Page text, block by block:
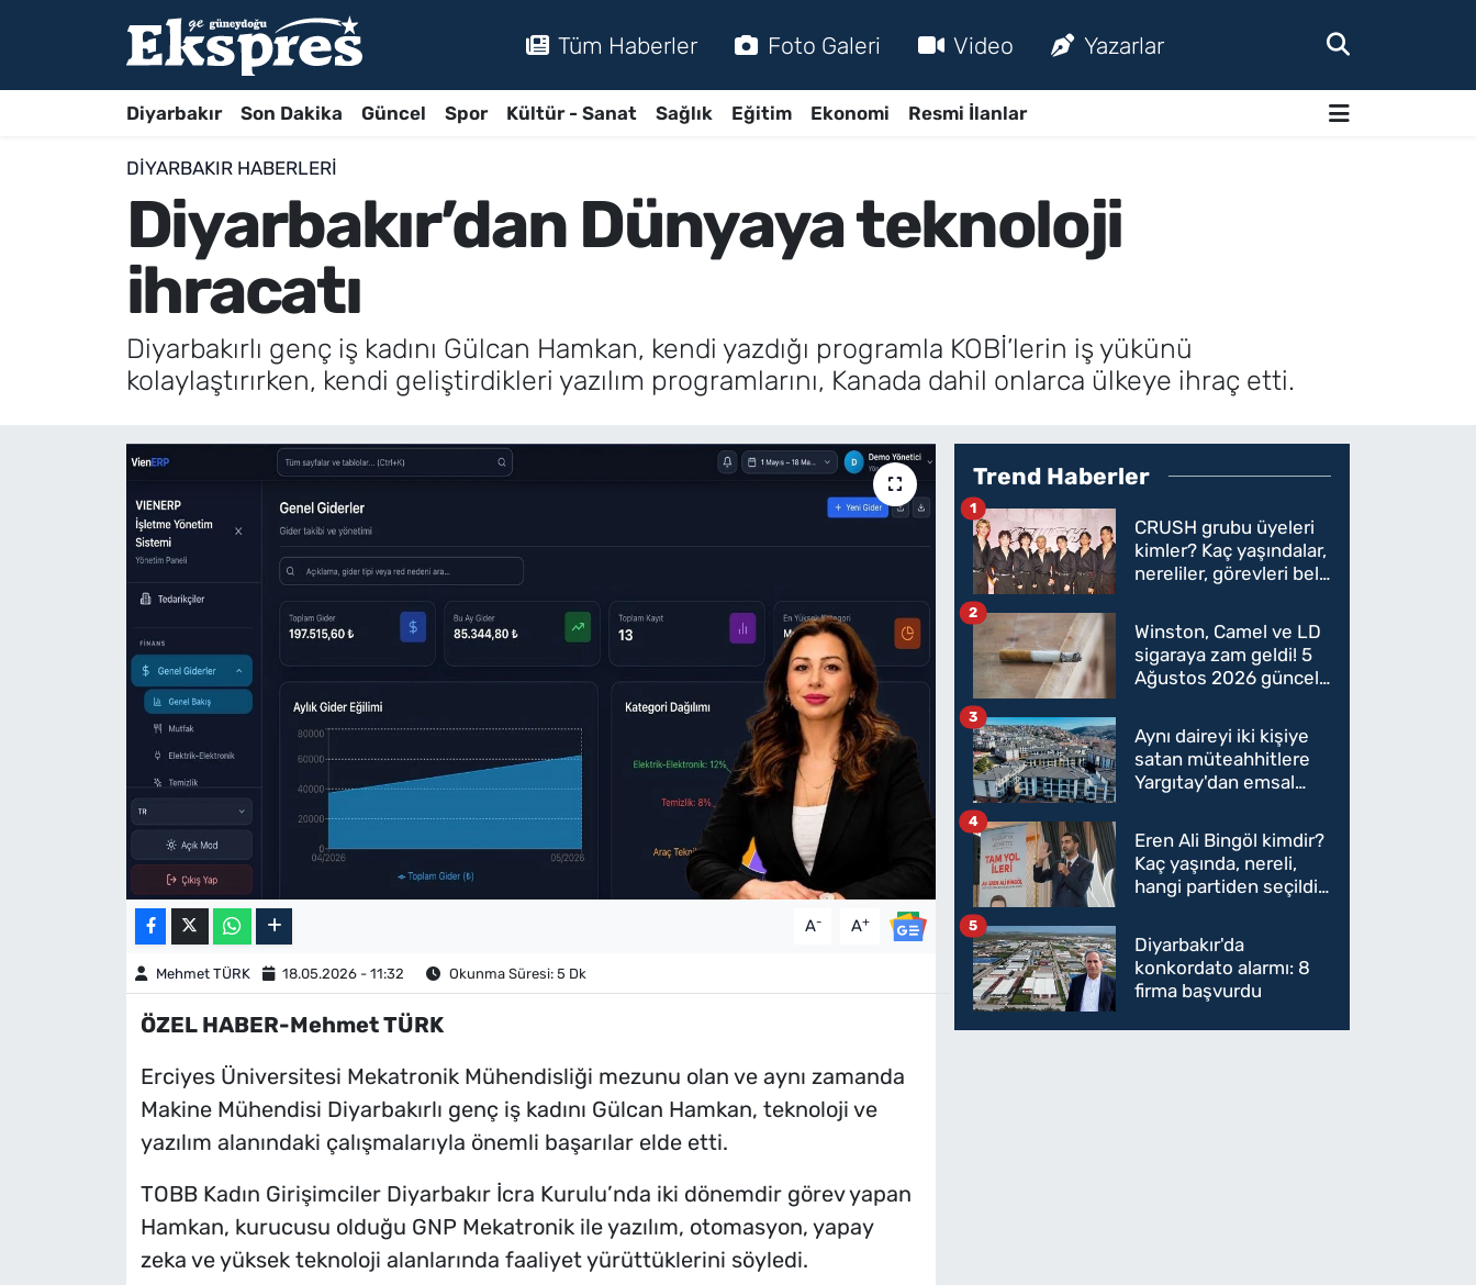
Tüm Haberler Foto Galeri Video Yazarlar
Diyarbakır Son Dakika Güncel Spor Kültür - Sanat Sağlık Eğitim Ekonomi Resmi İlanlar
DIYARBAKIR HABERLERI
Diyarbakır’dan Dünyaya teknoloji
ihracatı
Diyarbakırlı genç iş kadını Gülcan Hamkan, kendi yazdığı programla KOBİ’lerin iş yükünü
kolaylaştırırken, kendi geliştirdikleri yazılım programlarını, Kanada dahil onlarca ülkeye ihraç etti.
A- A+
Mehmet TÜRK 18.05.2026 - 11:32 Okunma Süresi: 5 Dk
ÖZEL HABER-Mehmet TÜRK
Erciyes Üniversitesi Mekatronik Mühendisliği mezunu olan ve aynı zamanda
Makine Mühendisi Diyarbakırlı genç iş kadını Gülcan Hamkan, teknoloji ve
yazılım alanındaki çalışmalarıyla önemli başarılar elde etti.
TOBB Kadın Girişimciler Diyarbakır İcra Kurulu’nda iki dönemdir görev yapan
Hamkan, kurucusu olduğu GNP Mekatronik ile yazılım, otomasyon, yapay
zeka ve yüksek teknoloji alanlarında faaliyet yürüttüklerini söyledi.
Trend Haberler
CRUSH grubu üyeleri
kimler? Kaç yaşındalar,
nereliler, görevleri belli
1
Winston, Camel ve LD
sigaraya zam geldi! 5
Ağustos 2026 güncel
oldu
2
Aynı daireyi iki kişiye
satan müteahhitlere
Yargıtay'dan emsal
3
Eren Ali Bingöl kimdir?
Kaç yaşında, nereli,
hangi partiden seçildi?
Parti'ye mi geçecek?
4
Diyarbakır'da
konkordato alarmı: 8
firma başvurdu
5